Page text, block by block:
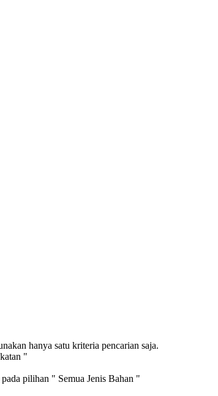
hanya satu kriteria pencarian saja.
"
pilihan " Semua Jenis Bahan "